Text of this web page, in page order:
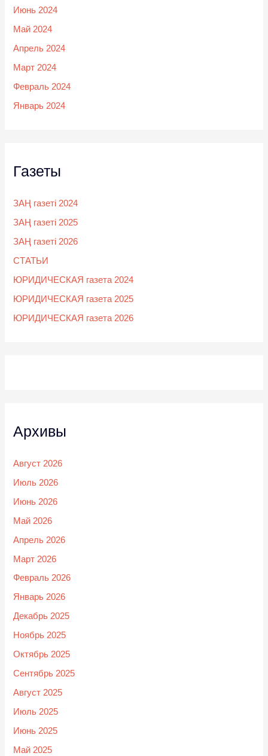
Июнь 2024
Май 2024
Апрель 2024
Март 2024
Февраль 2024
Январь 2024
Газеты
ЗАҢ газеті 2024
ЗАҢ газеті 2025
ЗАҢ газеті 2026
СТАТЬИ
ЮРИДИЧЕСКАЯ газета 2024
ЮРИДИЧЕСКАЯ газета 2025
ЮРИДИЧЕСКАЯ газета 2026
Архивы
Август 2026
Июль 2026
Июнь 2026
Май 2026
Апрель 2026
Март 2026
Февраль 2026
Январь 2026
Декабрь 2025
Ноябрь 2025
Октябрь 2025
Сентябрь 2025
Август 2025
Июль 2025
Июнь 2025
Май 2025